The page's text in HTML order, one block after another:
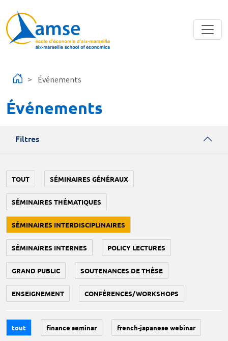
Événements
Événements
Filtres
TOUT SÉMINAIRES GÉNÉRAUX
SÉMINAIRES THÉMATIQUES
SÉMINAIRES INTERDISCIPLINAIRES
SÉMINAIRES INTERNES POLICY LECTURES
GRAND PUBLIC SOUTENANCES DE THÈSE
ENSEIGNEMENT CONFÉRENCES/WORKSHOPS
tout finance seminar french-japanese webinar